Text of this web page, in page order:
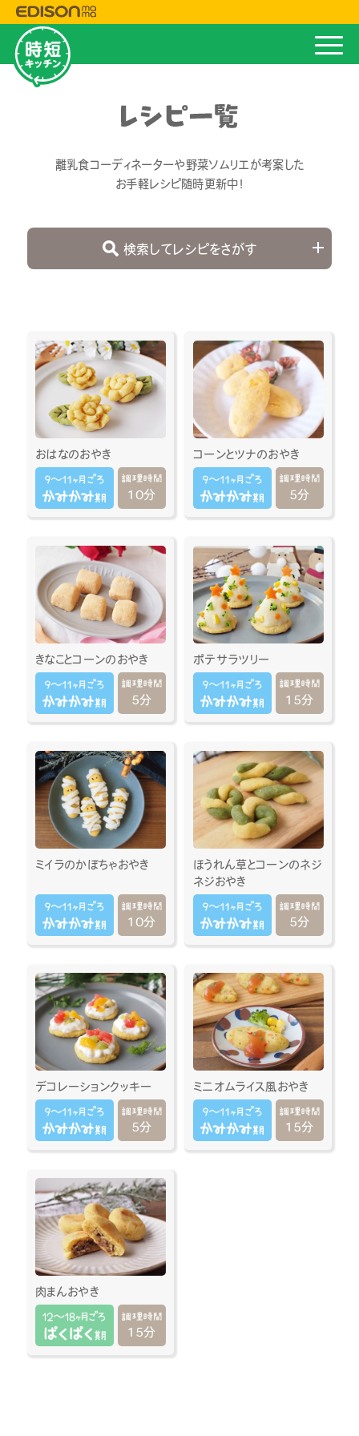
離乳食コーディネーターや野菜ソムリエが考案した
お手軽レシピ随時更新中！
検索して レシピをさがす
おはなのおやき
10分
コーンとツナのおやき
5分
きなことコーンのおやき
5分
ポテサラツリー
15分
ミイラのかぼちゃおやき
10分
ほうれん草とコーンのネジ
ネジおやき
5分
デコレーションクッキー
5分
ミニオムライス風おやき
15分
肉まんおやき
15分